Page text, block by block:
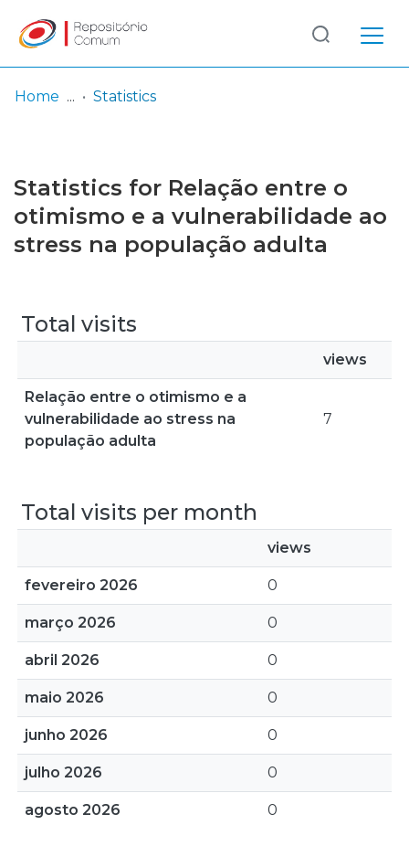
Browse repository
Entities
Log
In
(current)
Home Statistics
Statistics for Relação entre o
otimismo e a vulnerabilidade ao
stress na população adulta
Total visits
views
Relação entre o otimismo e a
vulnerabilidade ao stress na
população adulta
7
Total visits per month
views
fevereiro 2026 0
março 2026 0
abril 2026 0
maio 2026 0
junho 2026 0
julho 2026 0
agosto 2026 0